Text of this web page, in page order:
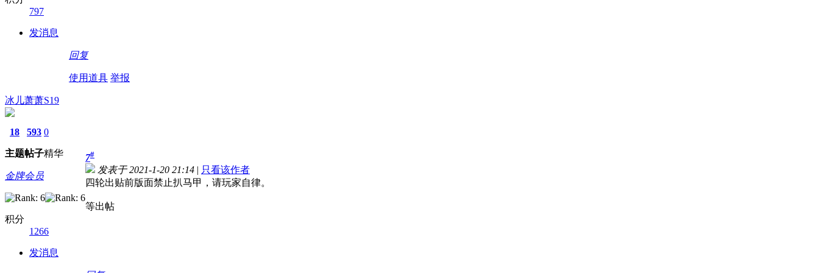
797
发消息
回复
使用道具 举报
冰儿萧萧S19
18
主题
593
帖子
0
精华
金牌会员
积分
1266
发消息
7#
发表于 2021-1-20 21:14 | 只看该作者
四轮出贴前版面禁止扒马甲，请玩家自律。
等出帖